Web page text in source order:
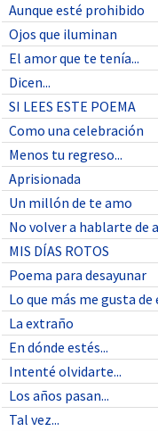
Aunque esté prohibido
Ojos que iluminan
El amor que te tenía...
Dicen...
SI LEES ESTE POEMA
Como una celebración
Menos tu regreso...
Aprisionada
Un millón de te amo
No volver a hablarte de
MIS DÍAS ROTOS
Poema para desayunar
Lo que más me gusta de
La extraño
En dónde estés...
Intenté olvidarte...
Los años pasan...
Tal vez...